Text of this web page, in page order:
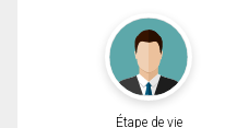
Étape de vie